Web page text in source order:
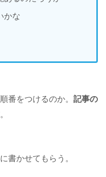
かな
番をつけるのか。 記事の
書かせてもらう。